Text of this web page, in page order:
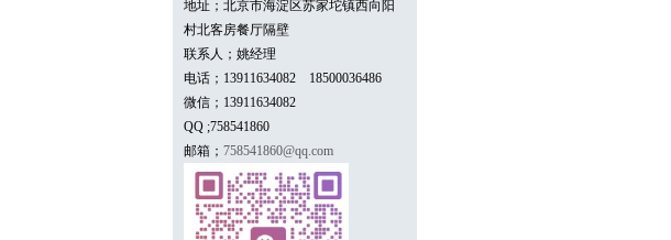
地址；北京市海淀区苏家坨镇西向阳
村北客房餐厅隔壁
联系人；姚经理
电话；13911634082 18500036486
微信； 13911634082
QQ ;758541860
邮箱； 758541860@qq.com